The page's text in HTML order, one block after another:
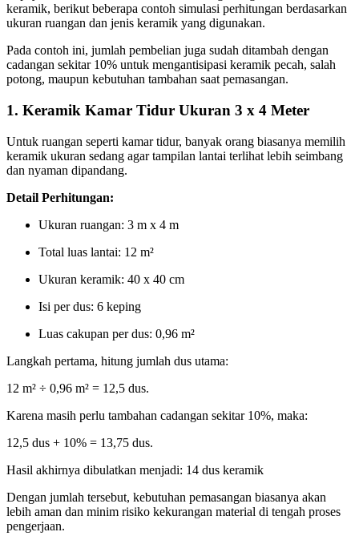
keramik, berikut beberapa contoh simulasi perhitungan berdasarkan
ukuran ruangan dan jenis keramik yang digunakan.
Pada contoh ini, jumlah pembelian juga sudah ditambah dengan
cadangan sekitar 10% untuk mengantisipasi keramik pecah, salah
potong, maupun kebutuhan tambahan saat pemasangan.
1. Keramik Kamar Tidur Ukuran 3 x 4 Meter
Untuk ruangan seperti kamar tidur, banyak orang biasanya memilih
keramik ukuran sedang agar tampilan lantai terlihat lebih seimbang
dan nyaman dipandang.
Detail Perhitungan:
Ukuran ruangan: 3 m x 4 m
Total luas lantai: 12 m²
Ukuran keramik: 40 x 40 cm
Isi per dus: 6 keping
Luas cakupan per dus: 0,96 m²
Langkah pertama, hitung jumlah dus utama:
12 m² ÷ 0,96 m² = 12,5 dus.
Karena masih perlu tambahan cadangan sekitar 10%, maka:
12,5 dus + 10% = 13,75 dus.
Hasil akhirnya dibulatkan menjadi: 14 dus keramik
Dengan jumlah tersebut, kebutuhan pemasangan biasanya akan
lebih aman dan minim risiko kekurangan material di tengah proses
pengerjaan.